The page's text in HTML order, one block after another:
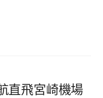
直飛宮崎機場